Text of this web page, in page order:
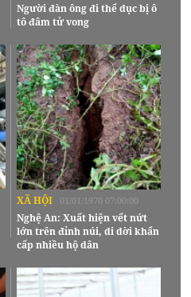
Người đàn ông đi thể dục bị ô
tô đâm tử vong
XÃ HỘI 01/01/1970 07:00:00
Nghệ An: Xuất hiện vết nứt
lớn trên đỉnh núi, di dời khẩn
cấp nhiều hộ dân